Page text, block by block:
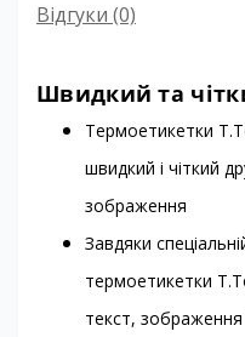
Відгуки (0)
Швидкий та
Термоетикетки
швидкий і чіткий
зображення
Завдяки
термоетикетки
текст,